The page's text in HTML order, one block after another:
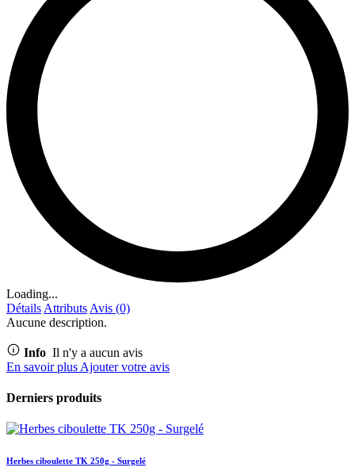
Loading...
Détails Attributs Avis (0)
Aucune description.
Info Il n'y a aucun avis
En savoir plus Ajouter votre avis
Derniers produits
Herbes ciboulette TK 250g - Surgelé